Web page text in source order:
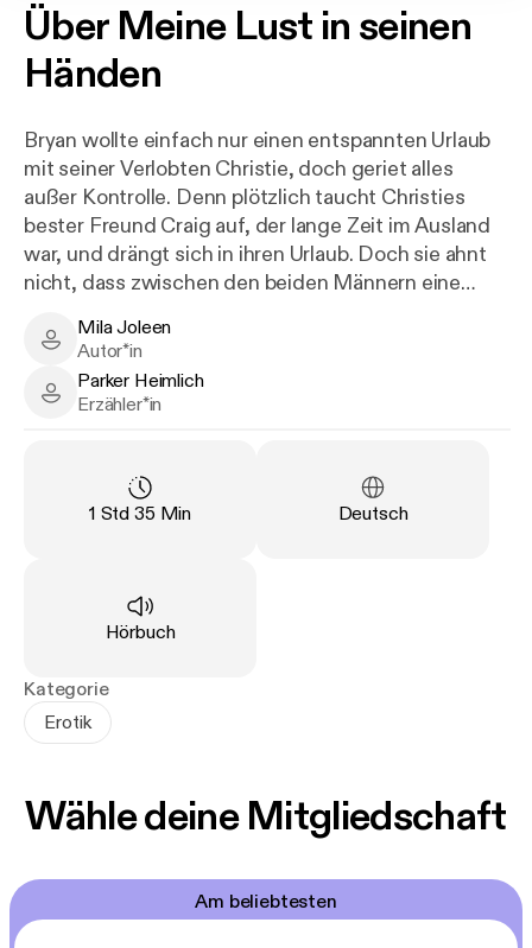
Über Meine Lust in seinen
Händen
Bryan wollte einfach nur einen entspannten Urlaub
mit seiner Verlobten Christie, doch geriet alles
außer Kontrolle. Denn plötzlich taucht Christies
bester Freund Craig auf, der lange Zeit im Ausland
war, und drängt sich in ihren Urlaub. Doch sie ahnt
nicht, dass zwischen den beiden Männern eine
Bryan bereit zu gehen, um dieses Geheimnis zu
bewahren und Christie nicht zu verlieren. Begleite
ihn auf dem Weg zwischen Gefahr, Lust und
Mila Joleen - Author
Mila Joleen
Autor*in
Parker Heimlich - Narrator
Parker Heimlich
Erzähler*in
Länge:
1 Std 35 Min Sprache:
Deutsch
Art:
Hörbuch
Kategorie
Erotik
Wähle deine Mitgliedschaft
Am beliebtesten